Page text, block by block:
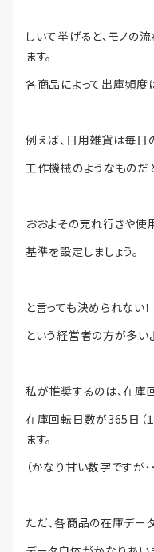
しいて挙げると、モノの
ます。
各商品によって出庫頻度
例えば、日用雑貨は毎日
工作機械のようなものだ
おおよその売れ行きや使
基準を設定しましょう。
と言っても決められない！
という経営者の方が多い
私が推奨するのは、在庫
在庫回転日数が365日（
ます。
（かなり甘い数字ですが・・
ただ、各商品の在庫デー